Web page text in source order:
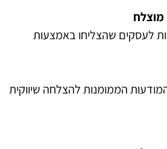
מוצלח
לעסקים שהצליחו באמצעות
הממומנות להצלחה שיווקית